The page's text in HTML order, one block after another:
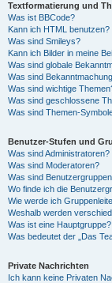
Textformatierung und
Was ist BBCode?
Kann ich HTML benutzen?
Was sind Smileys?
Kann ich Bilder in meine
Was sind globale
Was sind
Was sind wichtige
Was sind geschlossene
Was sind Themen-
Benutzer-Stufen und
Was sind Administratoren?
Was sind Moderatoren?
Was sind
Wo finde ich die
Wie werde ich
Weshalb werden
Was ist eine Hauptgruppe?
Was bedeutet der „Das
Private Nachrichten
Ich kann keine Privaten